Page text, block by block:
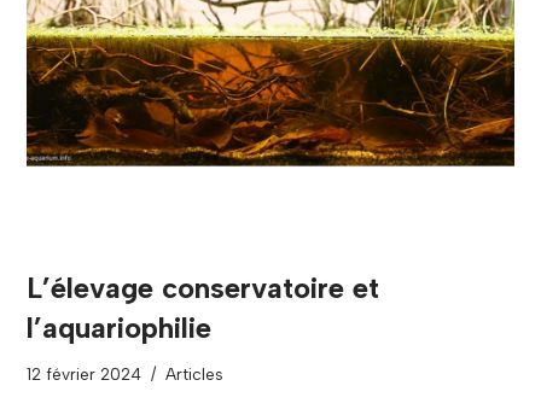
L’élevage conservatoire et
l’aquariophilie
12 février 2024 Articles